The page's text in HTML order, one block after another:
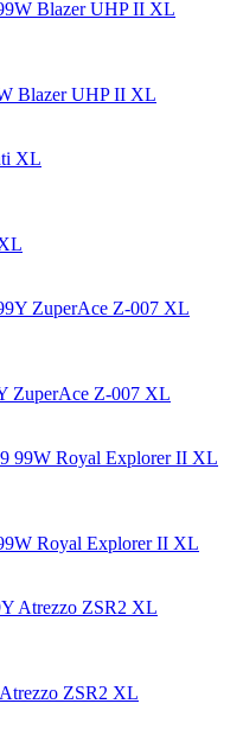
Blazer UHP II XL
ZuperAce Z-007 XL
Royal Explorer II XL
ZSR2 XL